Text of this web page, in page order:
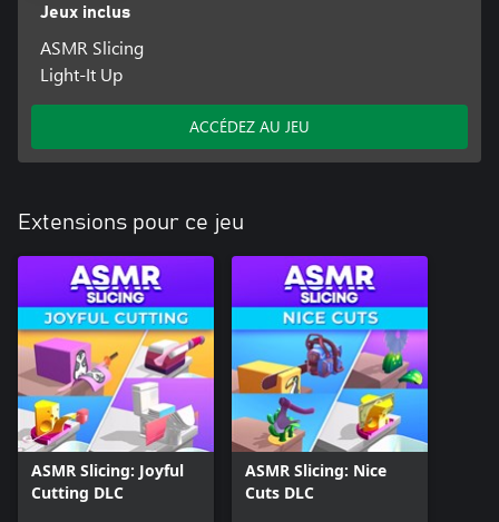
Jeux inclus
ASMR Slicing
Light-It Up
ACCÉDEZ AU JEU
Extensions pour ce jeu
ASMR Slicing: Joyful
Cutting DLC
ASMR Slicing: Nice
Cuts DLC